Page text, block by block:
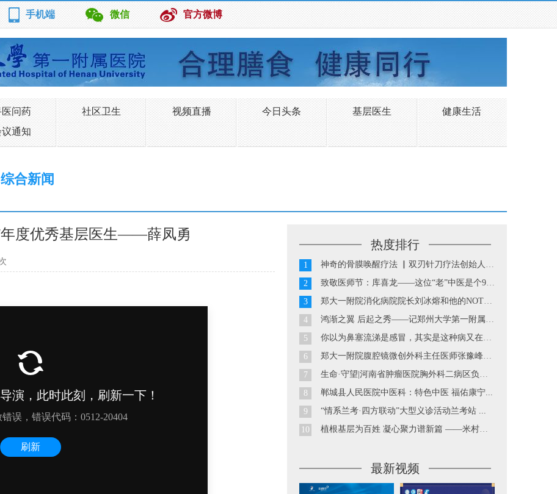
手机端 微信 官方微博
医问药 社区卫生 视频直播 今日头条 基层医生
健康生活
通知
综合新闻
年度优秀基层医生——薛凤勇
热度排行
1 神奇的骨膜唤醒疗法 ▏双刃针刀疗法创始人陈振华...
2 致敬医师节：库喜龙——这位“老”中医是个90后...
3 郑大一附院消化病院院长刘冰熔和他的NOTES技术...
4 鸿渐之翼 后起之秀——记郑州大学第一附属医院胃肠外科副主...
5 你以为鼻塞流涕是感冒，其实是这种病又在发作··· ...
6 郑大一附院腹腔镜微创外科主任医师张豫峰教授...
7 生命·守望|河南省肿瘤医院胸外科二病区负责人巴玉峰...
8 郸城县人民医院中医科：特色中医 福佑康宁...
9 “情系兰考·四方联动”大型义诊活动兰考站 ...
10 植根基层为百姓 凝心聚力谱新篇 ——米村镇中心卫生院工作...
最新视频